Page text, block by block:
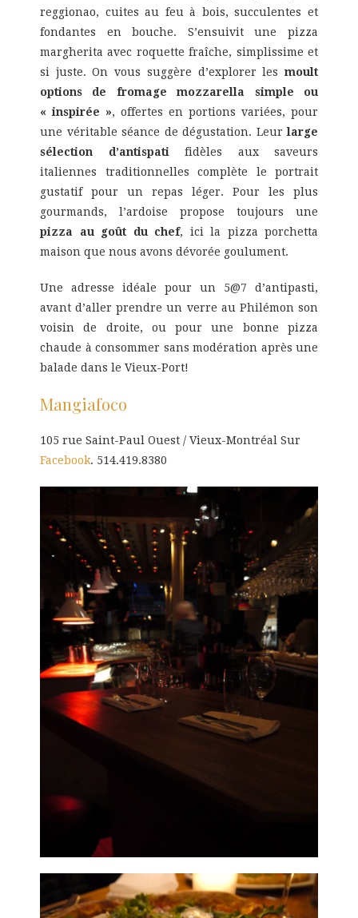
reggionao, cuites au feu à bois, succulentes et
fondantes en bouche. S’ensuivit une pizza
margherita avec roquette fraîche, simplissime et
si juste. On vous suggère d’explorer les moult
options de fromage mozzarella simple ou
« inspirée », offertes en portions variées, pour
une véritable séance de dégustation. Leurlarge
sélection d’antispatifidèles aux saveurs
italiennes traditionnelles complète le portrait
gustatif pour un repas léger. Pour les plus
gourmands, l’ardoise propose toujours une
pizza au goût du chef, ici la pizza porchetta
maison que nous avons dévorée goulument.
Une adresse idéale pour un 5@7 d’antipasti,
avant d’aller prendre un verre au Philémon son
voisin de droite, ou pour une bonne pizza
chaude à consommer sans modération après une
balade dans le Vieux-Port!
Mangiafoco
105 rue Saint-Paul Ouest / Vieux-Montréal Sur
Facebook. 514.419.8380